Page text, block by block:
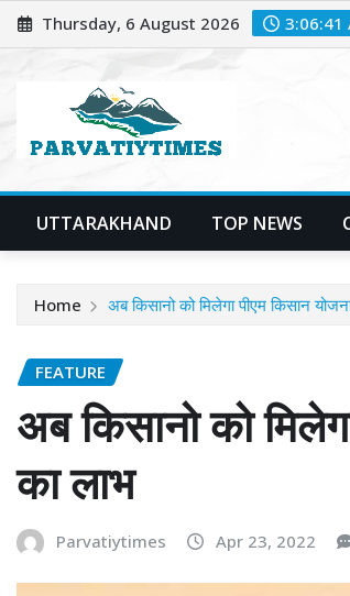
Skip
to
Thursday, 6 August 2026 3:06:42
UTTARAKHAND TOP NEWS
Home अब किसानो को मिलेगा पीएम किसान
FEATURE
अब किसानो को
का लाभ
Parvatiytimes Apr 23, 2022